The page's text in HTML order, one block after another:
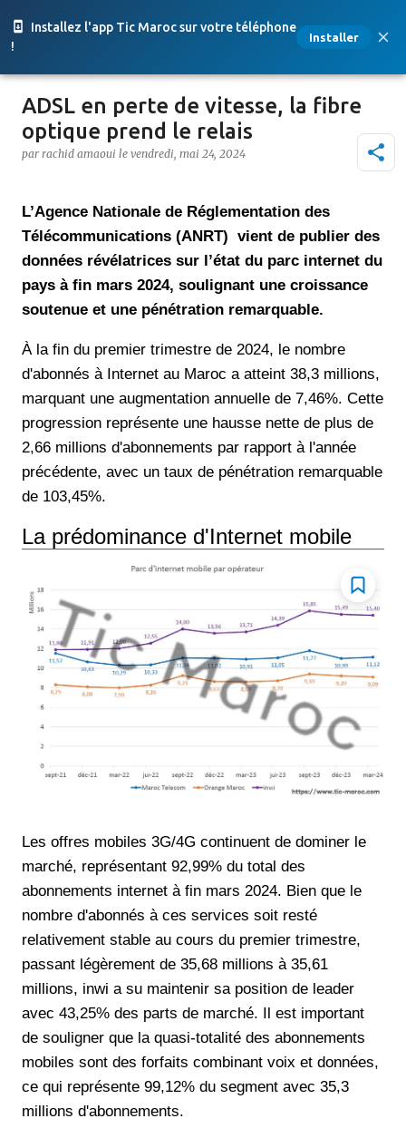
Installez l'app Tic Maroc sur votre téléphone
!
Installer
Accéder au contenu principal
ADSL en perte de vitesse, la fibre
optique prend le relais
par rachid amaoui le vendredi, mai 24, 2024
L’Agence Nationale de Réglementation des
Télécommunications (ANRT) vient de publier des
données révélatrices sur l’état du parc internet du
pays à fin mars 2024, soulignant une croissance
soutenue et une pénétration remarquable.
À la fin du premier trimestre de 2024, le nombre
d'abonnés à Internet au Maroc a atteint 38,3 millions,
marquant une augmentation annuelle de 7,46%. Cette
progression représente une hausse nette de plus de
2,66 millions d'abonnements par rapport à l'année
précédente, avec un taux de pénétration remarquable
de 103,45%.
La prédominance d'Internet mobile
Les offres mobiles 3G/4G continuent de dominer le
marché, représentant 92,99% du total des
abonnements internet à fin mars 2024. Bien que le
nombre d'abonnés à ces services soit resté
relativement stable au cours du premier trimestre,
passant légèrement de 35,68 millions à 35,61
millions, inwi a su maintenir sa position de leader
avec 43,25% des parts de marché. Il est important
de souligner que la quasi-totalité des abonnements
mobiles sont des forfaits combinant voix et données,
ce qui représente 99,12% du segment avec 35,3
millions d'abonnements.